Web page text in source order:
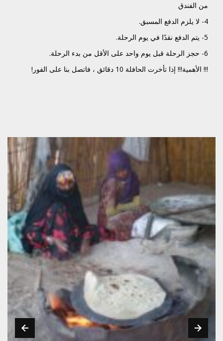
من الفندق
4- لا يلزم الدفع المسبق.
5- يتم الدفع نقدًا في يوم الرحلة.
6- حجز الرحلة قبل يوم واحد على الأقل من بدء الرحلة.
!!! الأهمية!!! إذا تأخرت الحافلة 10 دقائق ، فاتصل بنا على الفور!